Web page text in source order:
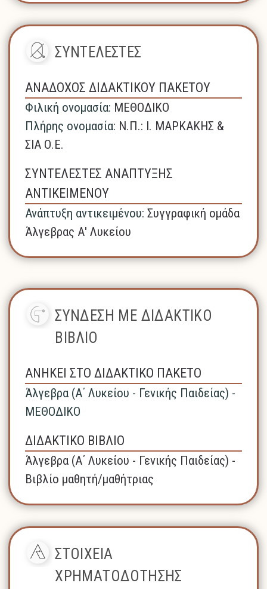
ΣΥΝΤΕΛΕΣΤΕΣ
ΑΝΑΔΟΧΟΣ ΔΙΔΑΚΤΙΚΟΥ ΠΑΚΕΤΟΥ
Φιλική ονομασία: ΜΕΘΟΔΙΚΟ
Πλήρης ονομασία: N.Π.: Ι. ΜΑΡΚΑΚΗΣ &
ΣΙΑ Ο.Ε.
ΣΥΝΤΕΛΕΣΤΕΣ ΑΝΑΠΤΥΞΗΣ
ΑΝΤΙΚΕΙΜΕΝΟΥ
Ανάπτυξη αντικειμένου: Συγγραφική ομάδα
Άλγεβρας Α' Λυκείου
ΣΥΝΔΕΣΗ ΜΕ ΔΙΔΑΚΤΙΚΟ
ΒΙΒΛΙΟ
ΑΝΗΚΕΙ ΣΤΟ ΔΙΔΑΚΤΙΚΟ ΠΑΚΕΤΟ
Άλγεβρα (A΄ Λυκείου - Γενικής Παιδείας) -
ΜΕΘΟΔΙΚΟ
ΔΙΔΑΚΤΙΚΟ ΒΙΒΛΙΟ
Άλγεβρα (A΄ Λυκείου - Γενικής Παιδείας) -
Βιβλίο μαθητή/μαθήτριας
ΣΤΟΙΧΕΙΑ
ΧΡΗΜΑΤΟΔΟΤΗΣΗΣ